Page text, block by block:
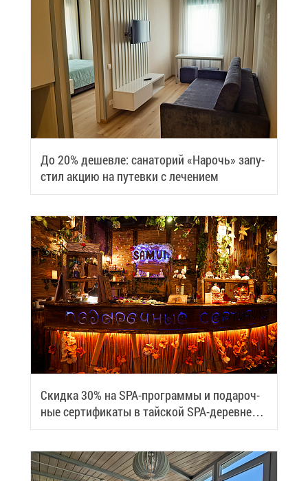
До 20% де­шев­ле: са­на­то­рий «На­рочь» за­пу­
стил ак­цию на пу­тев­ки с ле­че­ни­ем
Скид­ка 30% на SPA-про­грам­мы и по­да­роч­
ные сер­ти­фи­ка­ты в тай­ской SPA-де­ревне
Samui